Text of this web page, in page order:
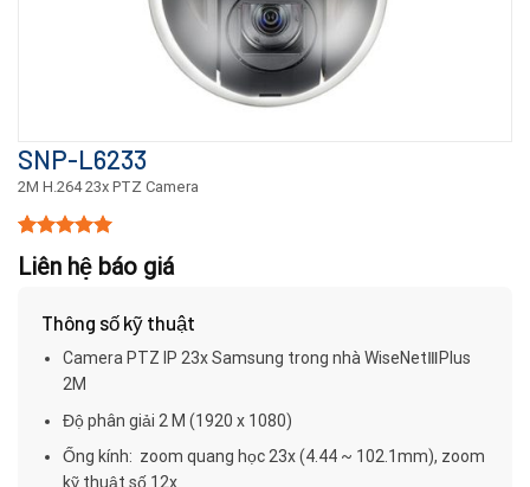
SNP-L6233
2M H.264 23x PTZ Camera
5.00
trên 5
dựa trên
15
Liên hệ báo giá
Thông số kỹ thuật
Camera PTZ IP 23x Samsung trong nhà WiseNetⅢPlus
2M
Độ phân giải 2 M (1920 x 1080)
Ống kính: zoom quang học 23x (4.44 ~ 102.1mm), zoom
kỹ thuật số 12x